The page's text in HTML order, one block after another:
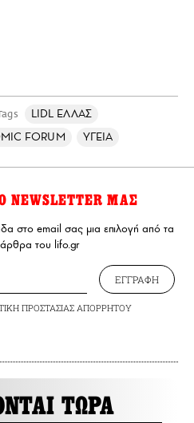
LIDL ΕΛΛΑΣ
FORUM
ΥΓΕΙΑ
NEWSLETTER ΜΑΣ
στο email σας μια επιλογή από τα
του lifo.gr
ΕΓΓΡΑΦΗ
ΠΡΟΣΤΑΣΙΑΣ ΑΠΟΡΡΗΤΟΥ
ΤΩΡΑ